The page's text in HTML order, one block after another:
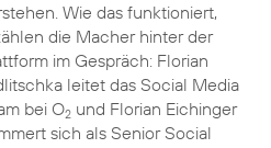
Wie das funktioniert,
die Macher hinter der
im Gespräch: Florian
leitet das Social Media
bei O2und Florian Eichinger
sich als Senior Social